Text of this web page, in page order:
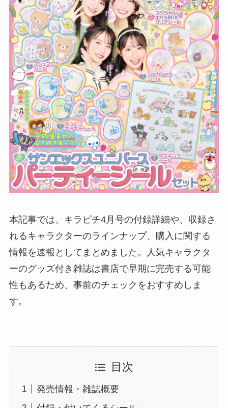
本記事では、キラピチ4月号の付録詳細や、収録さ
れるキャラクターのラインナップ、購入に関する
情報を速報としてまとめました。人気キャラクタ
ーのグッズ付き雑誌は書店で早期に完売する可能
性もあるため、事前のチェックをおすすめしま
す。
目次
発売情報・雑誌概要